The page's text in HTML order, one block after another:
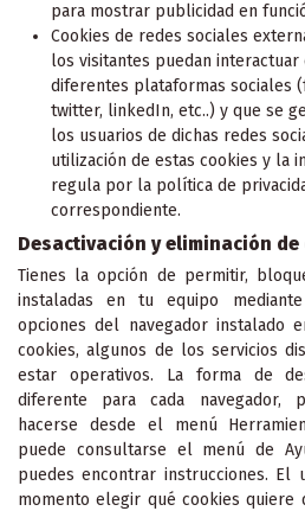
para mostrar publicidad en
Cookies de redes sociales
los visitantes puedan
diferentes plataformas sociales
twitter, linkedIn, etc..) y que se
los usuarios de dichas redes
utilización de estas cookies y la
regula por la política de
correspondiente.
Desactivación y eliminación de
Tienes la opción de permitir,
instaladas en tu equipo
opciones del navegador instalado
cookies, algunos de los servicios
estar operativos. La forma de
diferente para cada navegador,
hacerse desde el menú
puede consultarse el menú de
puedes encontrar instrucciones. El
momento elegir qué cookies quiere